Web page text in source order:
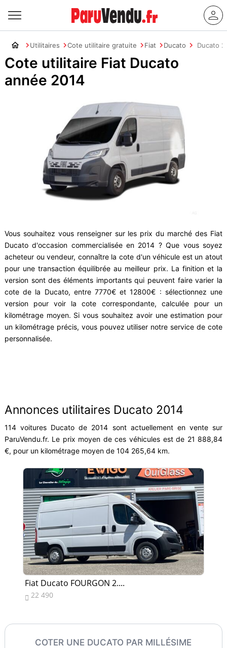
Utilitaires Cote utilitaire gratuite Fiat Ducato Ducato
Cote utilitaire Fiat Ducato
année 2014
Vous souhaitez vous renseigner sur les prix du marché des Fiat
Ducato d'occasion commercialisée en 2014 ? Que vous soyez
acheteur ou vendeur, connaître la cote d'un véhicule est un atout
pour une transaction équilibrée au meilleur prix. La finition et la
version sont des éléments importants qui peuvent faire varier la
cote de la Ducato, entre 7770€ et 12800€ : sélectionnez une
version pour voir la cote correspondante, calculée pour un
kilométrage moyen. Si vous souhaitez avoir une estimation pour
un kilométrage précis, vous pouvez utiliser notre service de cote
personnalisée.
Annonces utilitaires Ducato 2014
114 voitures Ducato de 2014 sont actuellement en vente sur
ParuVendu.fr. Le prix moyen de ces véhicules est de 21 888,84
€, pour un kilométrage moyen de 104 265,64 km.
Fiat Ducato FOURGON 2....
 22 490
COTER UNE DUCATO PAR MILLÉSIME